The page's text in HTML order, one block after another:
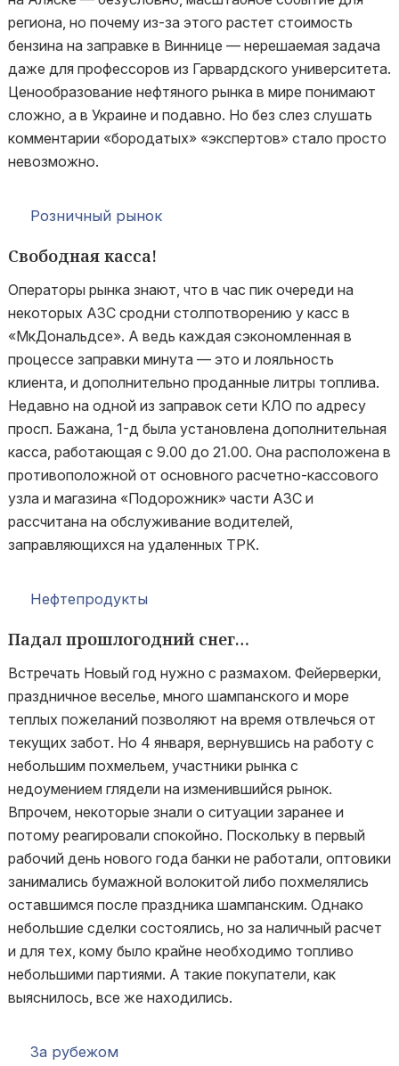
региона, но почему из-за этого растет стоимость
бензина на заправке в Виннице — нерешаемая задача
даже для профессоров из Гарвардского университета.
Ценообразование нефтяного рынка в мире понимают
сложно, а в Украине и подавно. Но без слез слушать
комментарии «бородатых» «экспертов» стало просто
невозможно.
Розничный рынок
Свободная касса!
Операторы рынка знают, что в час пик очереди на
некоторых АЗС сродни столпотворению у касс в
«МкДональдсе». А ведь каждая сэкономленная в
процессе заправки минута — это и лояльность
клиента, и дополнительно проданные литры топлива.
Недавно на одной из заправок сети КЛО по адресу
просп. Бажана, 1-д была установлена дополнительная
касса, работающая с 9.00 до 21.00. Она расположена в
противоположной от основного расчетно-кассового
узла и магазина «Подорожник» части АЗС и
рассчитана на обслуживание водителей,
заправляющихся на удаленных ТРК.
Нефтепродукты
Падал прошлогодний снег…
Встречать Новый год нужно с размахом. Фейерверки,
праздничное веселье, много шампанского и море
теплых пожеланий позволяют на время отвлечься от
текущих забот. Но 4 января, вернувшись на работу с
небольшим похмельем, участники рынка с
недоумением глядели на изменившийся рынок.
Впрочем, некоторые знали о ситуации заранее и
потому реагировали спокойно. Поскольку в первый
рабочий день нового года банки не работали, оптовики
занимались бумажной волокитой либо похмелялись
оставшимся после праздника шампанским. Однако
небольшие сделки состоялись, но за наличный расчет
и для тех, кому было крайне необходимо топливо
небольшими партиями. А такие покупатели, как
выяснилось, все же находились.
За рубежом